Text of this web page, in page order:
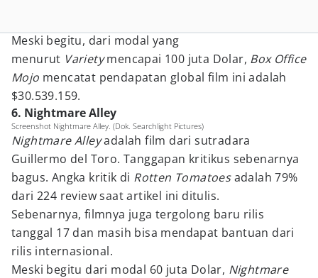
Meski begitu, dari modal yang
menurut Varietymencapai 100 juta Dolar, Box Office
Mojo mencatat pendapatan global film ini adalah
$30.539.159.
6. Nightmare Alley
Screenshot Nightmare Alley. (Dok. Searchlight Pictures)
Nightmare Alleyadalah film dari sutradara
Guillermo del Toro. Tanggapan kritikus sebenarnya
bagus. Angka kritik di Rotten Tomatoesadalah 79%
dari 224 review saat artikel ini ditulis.
Sebenarnya, filmnya juga tergolong baru rilis
tanggal 17 dan masih bisa mendapat bantuan dari
rilis internasional.
Meski begitu dari modal 60 juta Dolar, Nightmare